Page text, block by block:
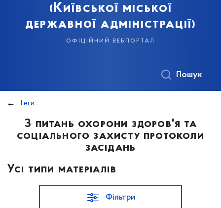
(Київської міської
державної адміністрації)
офіційний вебпортал
Пошук
Теги
З питань охорони здоров'я та
соціального захисту протоколи
засідань
Усі типи матеріалів
Фільтри